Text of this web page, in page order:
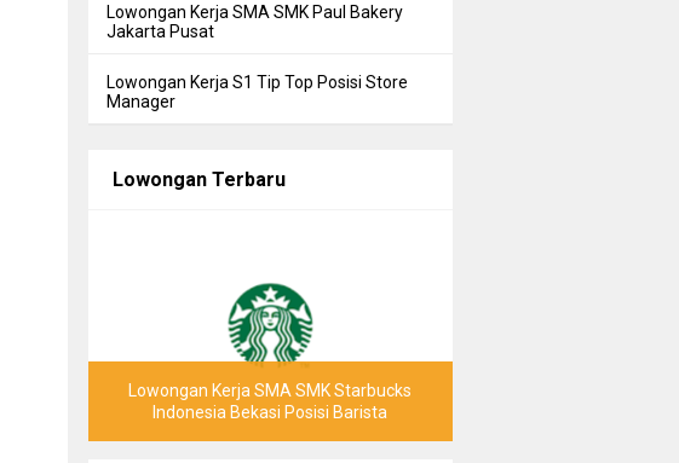
Lowongan Kerja SMA SMK Paul Bakery
Jakarta Pusat
Lowongan Kerja S1 Tip Top Posisi Store
Manager
Lowongan Terbaru
Lowongan Kerja SMA SMK Starbucks
Indonesia Bekasi Posisi Barista